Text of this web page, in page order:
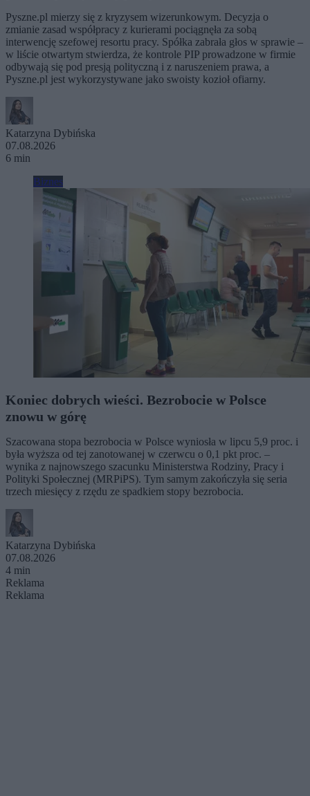
Pyszne.pl mierzy się z kryzysem wizerunkowym. Decyzja o
zmianie zasad współpracy z kurierami pociągnęła za sobą
interwencję szefowej resortu pracy. Spółka zabrała głos w sprawie –
w liście otwartym stwierdza, że kontrole PIP prowadzone w firmie
odbywają się pod presją polityczną i z naruszeniem prawa, a
Pyszne.pl jest wykorzystywane jako swoisty kozioł ofiarny.
Katarzyna Dybińska
07.08.2026
6 min
Biznes
Koniec dobrych wieści. Bezrobocie w Polsce
znowu w górę
Szacowana stopa bezrobocia w Polsce wyniosła w lipcu 5,9 proc. i
była wyższa od tej zanotowanej w czerwcu o 0,1 pkt proc. –
wynika z najnowszego szacunku Ministerstwa Rodziny, Pracy i
Polityki Społecznej (MRPiPS). Tym samym zakończyła się seria
trzech miesięcy z rzędu ze spadkiem stopy bezrobocia.
Katarzyna Dybińska
07.08.2026
4 min
Reklama
Reklama